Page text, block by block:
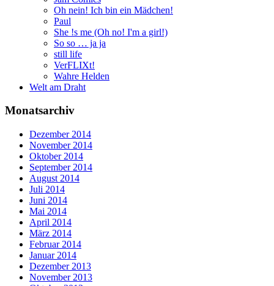
Oh nein! Ich bin ein Mädchen!
Paul
She !s me (Oh no! I'm a girl!)
So so … ja ja
still life
VerFLIXt!
Wahre Helden
Welt am Draht
Monatsarchiv
Dezember 2014
November 2014
Oktober 2014
September 2014
August 2014
Juli 2014
Juni 2014
Mai 2014
April 2014
März 2014
Februar 2014
Januar 2014
Dezember 2013
November 2013